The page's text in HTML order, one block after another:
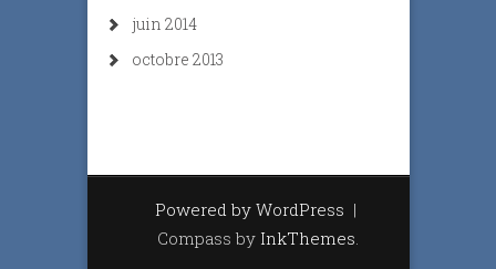
juin 2014
octobre 2013
Powered by WordPress |
Compass by InkThemes